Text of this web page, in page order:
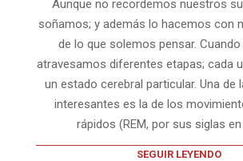
Aunque no recordemos nuestros
soñamos; y además lo hacemos con
de lo que solemos pensar.
atravesamos diferentes etapas; cada
un estado cerebral particular. Una de
interesantes es la de los
rápidos (REM, por sus siglas
SEGUIR LEYENDO